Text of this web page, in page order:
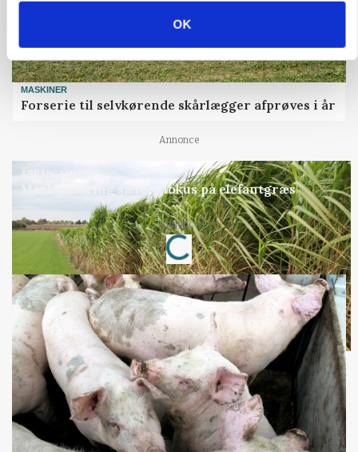
OK
MASKINER
Forserie til selvkørende skårlægger afprøves i år
Annonce
ARRANGEMENT
Markvandring sætter fokus på elefantgræs
Annonce
Loading...